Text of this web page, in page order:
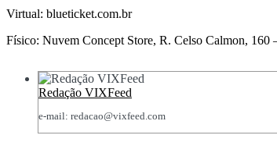
Virtual: blueticket.com.br
Físico: Nuvem Concept Store, R. Celso Calmon, 160
Redação VIXFeed
e-mail: redacao@vixfeed.com